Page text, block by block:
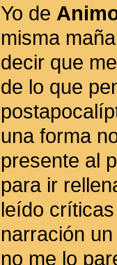
Yo de
misma
decir que
de lo que
una forma
presente al
para ir
leído
narración
no me lo